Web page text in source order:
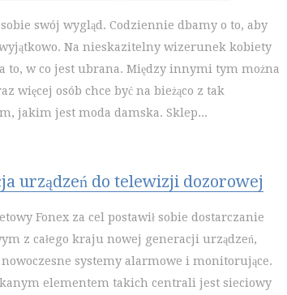
swój wygląd. Codziennie dbamy o to, aby
Na nieskazitelny wizerunek kobiety
to, w co jest ubrana. Między innymi tym można
więcej osób chce być na bieżąco z tak
jakim jest moda damska. Sklep...
urządzeń do telewizji dozorowej
Fonex za cel postawił sobie dostarczanie
z całego kraju nowej generacji urządzeń,
nowoczesne systemy alarmowe i monitorujące.
elementem takich centrali jest sieciowy